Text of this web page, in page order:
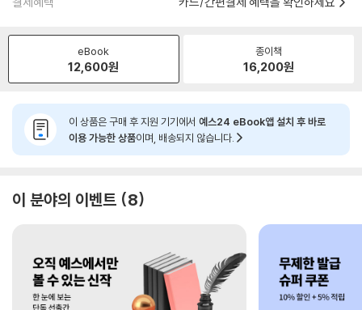
eBook
12,600원
종이책
16,200원
이 상품은 구매 후 지원 기기에서 예스24 eBook앱 설치 후 바로
이용 가능한 상품이며, 배송되지 않습니다.
이 분야의 이벤트 8